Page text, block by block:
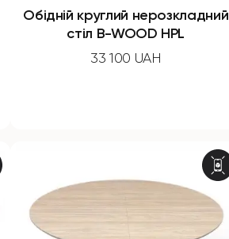
Обідній круглий нерозкладний
стіл B-WOOD HPL
33 100 UAH